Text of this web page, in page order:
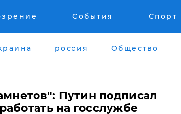
События Спорт
россия Общество
Путин подписал
на госслужбе